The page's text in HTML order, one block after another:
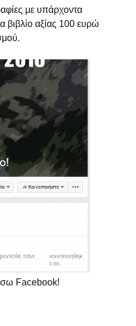
με υπάρχοντα
βιβλίο αξίας 100 ευρώ
Facebook!